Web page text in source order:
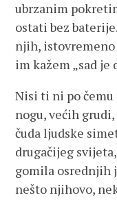
ubrzanim
ostati bez
njih, istovremeno
im kažem „sad je
Nisi ti ni po čemu
nogu, većih
čuda ljudske
drugačijeg
gomila osrednjih
nešto njihovo,